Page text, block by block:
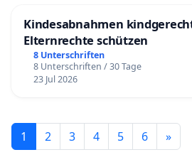
Kindesabnahmen
Elternrechte schützen
8 Unterschriften
8 Unterschriften / 30 Tage
23 Jul 2026
1 2 3 4 5 6 »